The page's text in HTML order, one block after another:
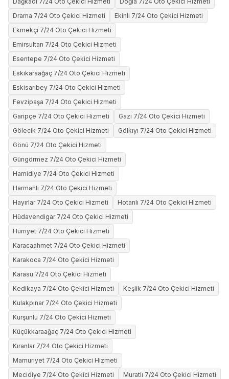
Drama 7/24 Oto Çekici Hizmeti
Ekinli 7/24 Oto Çekici Hizmeti
Ekmekçi 7/24 Oto Çekici Hizmeti
Emirsultan 7/24 Oto Çekici Hizmeti
Esentepe 7/24 Oto Çekici Hizmeti
Eskikaraağaç 7/24 Oto Çekici Hizmeti
Eskisarıbey 7/24 Oto Çekici Hizmeti
Fevzipaşa 7/24 Oto Çekici Hizmeti
Garipçe 7/24 Oto Çekici Hizmeti
Gazi 7/24 Oto Çekici Hizmeti
Gölecik 7/24 Oto Çekici Hizmeti
Gölkıyı 7/24 Oto Çekici Hizmeti
Gönü 7/24 Oto Çekici Hizmeti
Güngörmez 7/24 Oto Çekici Hizmeti
Hamidiye 7/24 Oto Çekici Hizmeti
Harmanlı 7/24 Oto Çekici Hizmeti
Hayırlar 7/24 Oto Çekici Hizmeti
Hotanlı 7/24 Oto Çekici Hizmeti
Hüdavendigar 7/24 Oto Çekici Hizmeti
Hürriyet 7/24 Oto Çekici Hizmeti
Karacaahmet 7/24 Oto Çekici Hizmeti
Karakoca 7/24 Oto Çekici Hizmeti
Karasu 7/24 Oto Çekici Hizmeti
Kedikaya 7/24 Oto Çekici Hizmeti
Keşlik 7/24 Oto Çekici Hizmeti
Kulakpınar 7/24 Oto Çekici Hizmeti
Kurşunlu 7/24 Oto Çekici Hizmeti
Küçükkaraağaç 7/24 Oto Çekici Hizmeti
Kıranlar 7/24 Oto Çekici Hizmeti
Mamuriyet 7/24 Oto Çekici Hizmeti
Mecidiye 7/24 Oto Çekici Hizmeti
Muratlı 7/24 Oto Çekici Hizmeti